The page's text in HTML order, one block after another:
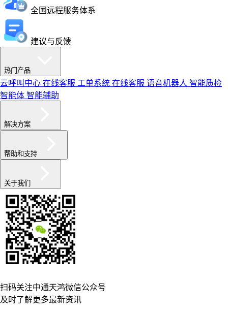
全国远程服务体系
建议与反馈
热门产品
云呼叫中心 在线客服 工单系统 在线客服 语音机器人 智能质检
智能体 智能辅助
解决方案
帮助和支持
关于我们
扫码关注中通天鸿微信公众号
及时了解更多最新资讯